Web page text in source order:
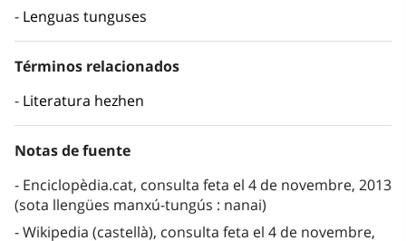
Lenguas tunguses
Términos relacionados
Literatura hezhen
Notas de fuente
Enciclopèdia.cat, consulta feta el 4 de novembre, 2013
(sota llengües manxú-tungús : nanai)
Wikipedia (castellà), consulta feta el 4 de novembre,